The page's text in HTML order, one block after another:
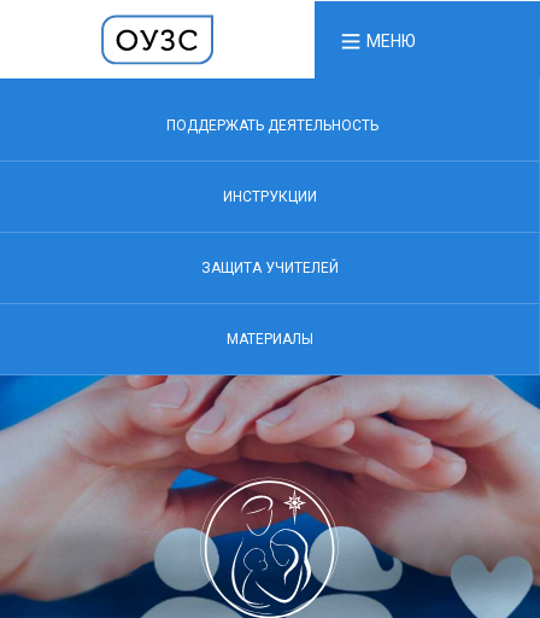
МЕНЮ
ПОДДЕРЖАТЬ ДЕЯТЕЛЬНОСТЬ
ИНСТРУКЦИИ
ЗАЩИТА УЧИТЕЛЕЙ
МАТЕРИАЛЫ